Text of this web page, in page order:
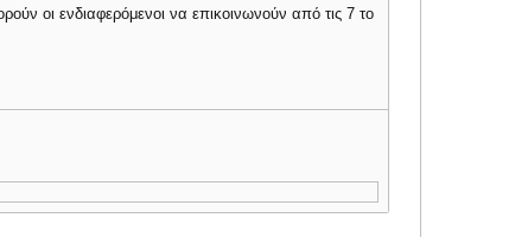
οι ενδιαφερόμενοι να επικοινωνούν από τις 7 το